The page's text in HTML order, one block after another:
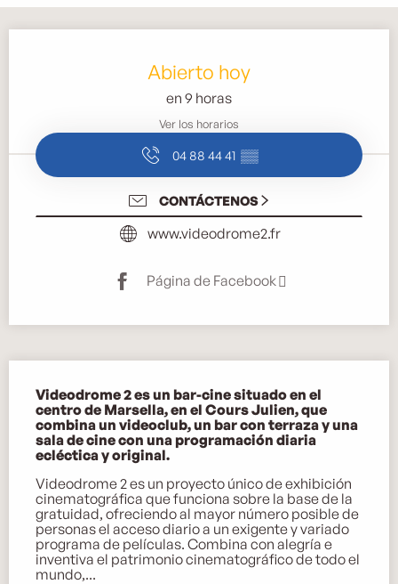
Abierto hoy
en 9 horas
Ver los horarios
04 88 44 41 ▒▒
CONTÁCTENOS
www.videodrome2.fr
Página de Facebook
Videodrome 2 es un bar-cine situado en el
centro de Marsella, en el Cours Julien, que
combina un videoclub, un bar con terraza y una
sala de cine con una programación diaria
ecléctica y original.
Videodrome 2 es un proyecto único de exhibición
cinematográfica que funciona sobre la base de la
gratuidad, ofreciendo al mayor número posible de
personas el acceso diario a un exigente y variado
programa de películas. Combina con alegría e
inventiva el patrimonio cinematográfico de todo el
mundo,...